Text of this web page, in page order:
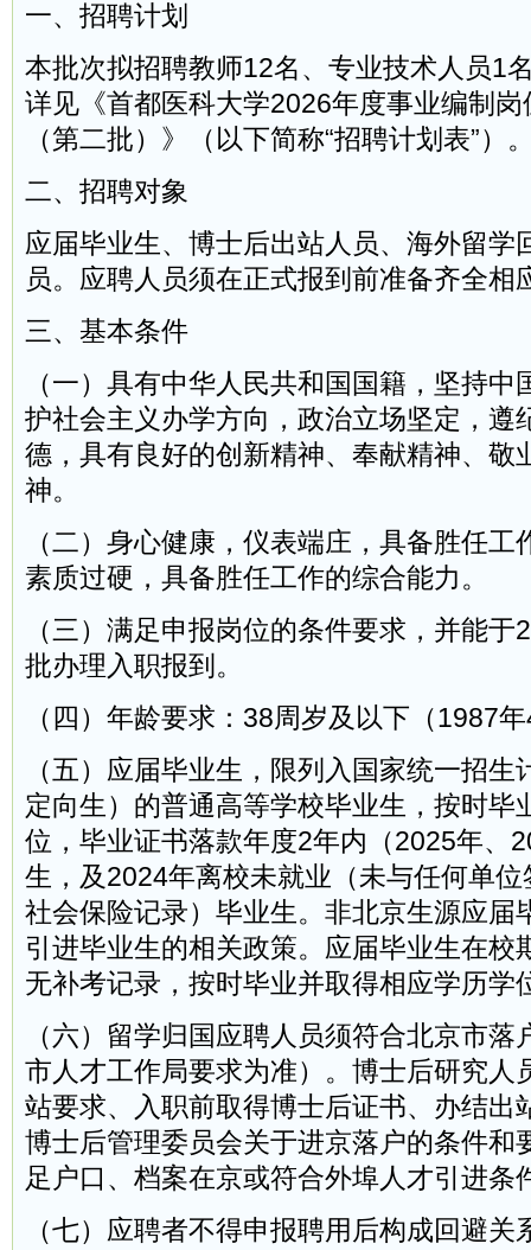
一、招聘计划
本批次拟招聘教师12名、专业技术人员1
详见《首都医科大学2026年度事业编制
（第二批）》（以下简称“招聘计划表”）
二、招聘对象
应届毕业生、博士后出站人员、海外留学
员。应聘人员须在正式报到前准备齐全相
三、基本条件
（一）具有中华人民共和国国籍，坚持
护社会主义办学方向，政治立场坚定，遵
德，具有良好的创新精神、奉献精神、敬
神。
（二）身心健康，仪表端庄，具备胜任
素质过硬，具备胜任工作的综合能力。
（三）满足申报岗位的条件要求，并能
批办理入职报到。
（四）年龄要求：38周岁及以下（1987
（五）应届毕业生，限列入国家统一招
定向生）的普通高等学校毕业生，按时毕
位，毕业证书落款年度2年内（2025年、
生，及2024年离校未就业（未与任何单
社会保险记录）毕业生。非北京生源应届
引进毕业生的相关政策。应届毕业生在校
无补考记录，按时毕业并取得相应学历学
（六）留学归国应聘人员须符合北京市
市人才工作局要求为准）。博士后研究人
站要求、入职前取得博士后证书、办结出
博士后管理委员会关于进京落户的条件和
足户口、档案在京或符合外埠人才引进条
（七）应聘者不得申报聘用后构成回避